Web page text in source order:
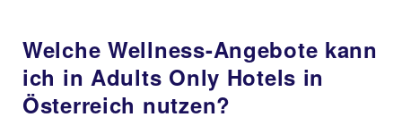
Welche Wellness-Angebote kann
ich in Adults Only Hotels in
Österreich nutzen?